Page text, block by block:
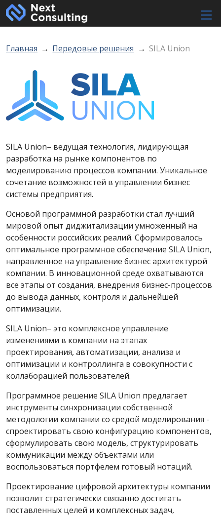
Строка навигации
Главная Передовые решения SILA Union
SILA Union– ведущая технология, лидирующая
разработка на рынке компонентов по
моделированию процессов компании. Уникальное
сочетание возможностей в управлении бизнес
системы предприятия.
Основой программной разработки стал лучший
мировой опыт диджитализации умноженный на
особенности российских реалий. Сформировалось
оптимальное программное обеспечение SILA Union,
направленное на управление бизнес архитектурой
компании. В инновационной среде охватываются
все этапы от создания, внедрения бизнес-процессов
до вывода данных, контроля и дальнейшей
оптимизации.
SILA Union– это комплексное управление
изменениями в компании на этапах
проектирования, автоматизации, анализа и
оптимизации и контроллинга в совокупности с
коллаборацией пользователей.
Программное решение SILA Union предлагает
инструменты синхронизации собственной
методологии компании со средой моделирования -
спроектировать свою конфигурацию компонентов,
сформулировать свою модель, структурировать
коммуникации между объектами или
воспользоваться портфелем готовый нотаций.
Проектирование цифровой архитектуры компании
позволит стратегически связанно достигать
поставленных целей и комплексных задач,